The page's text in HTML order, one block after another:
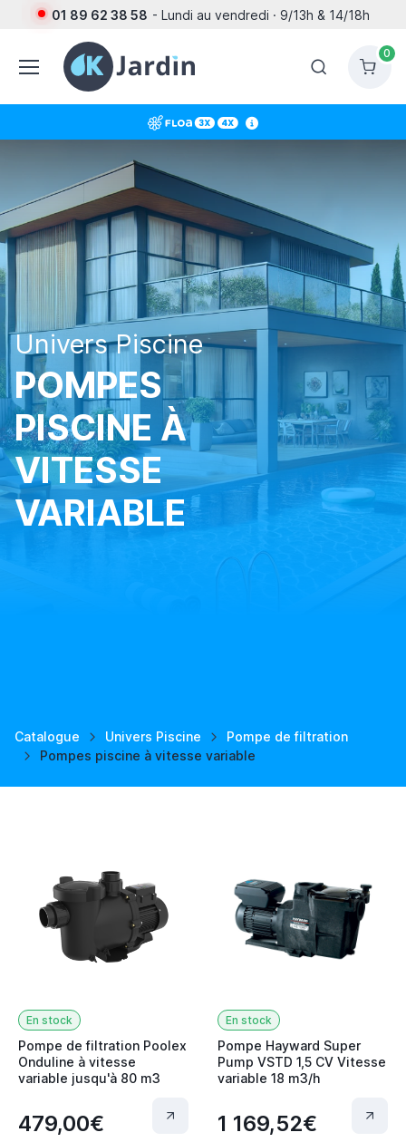
01 89 62 38 58 - Lundi au vendredi · 9/13h & 14/18h
0
Univers Piscine
POMPES
PISCINE À
VITESSE
VARIABLE
Catalogue Univers Piscine
Pompe de filtration
Pompes piscine à vitesse variable
En stock
Pompe de filtration Poolex
Onduline à vitesse
variable jusqu'à 80 m3
479,00€
En stock
Pompe Hayward Super
Pump VSTD 1,5 CV Vitesse
variable 18 m3/h
1 169,52€